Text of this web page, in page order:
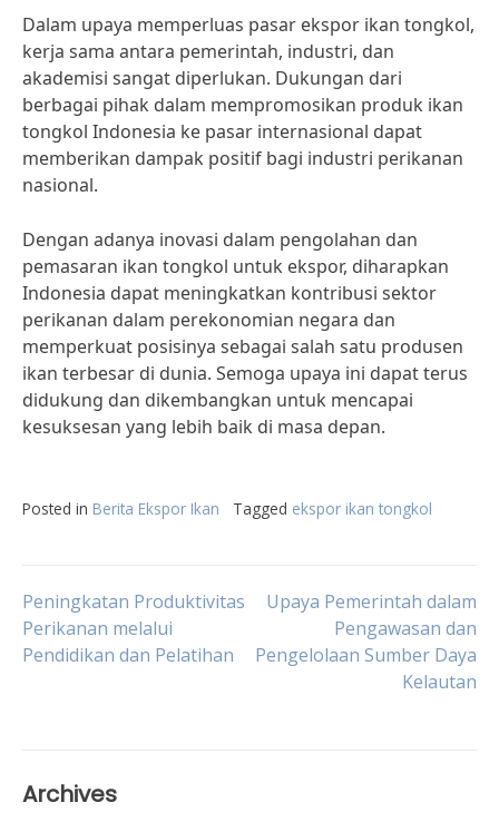
Dalam upaya memperluas pasar ekspor ikan tongkol,
kerja sama antara pemerintah, industri, dan
akademisi sangat diperlukan. Dukungan dari
berbagai pihak dalam mempromosikan produk ikan
tongkol Indonesia ke pasar internasional dapat
memberikan dampak positif bagi industri perikanan
nasional.
Dengan adanya inovasi dalam pengolahan dan
pemasaran ikan tongkol untuk ekspor, diharapkan
Indonesia dapat meningkatkan kontribusi sektor
perikanan dalam perekonomian negara dan
memperkuat posisinya sebagai salah satu produsen
ikan terbesar di dunia. Semoga upaya ini dapat terus
didukung dan dikembangkan untuk mencapai
kesuksesan yang lebih baik di masa depan.
Posted in Berita Ekspor Ikan Tagged ekspor ikan tongkol
Post
navigation
Peningkatan Produktivitas
Perikanan melalui
Pendidikan dan Pelatihan
Upaya Pemerintah dalam
Pengawasan dan
Pengelolaan Sumber Daya
Kelautan
Archives